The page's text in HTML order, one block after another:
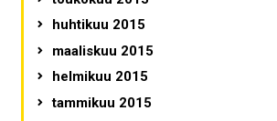
huhtikuu 2015
maaliskuu 2015
helmikuu 2015
tammikuu 2015